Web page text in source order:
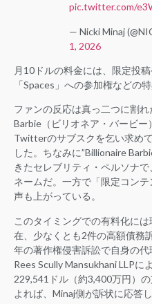
pic.twitter.com/
— Nicki Minaj
1, 2026
月10ドルの料金には、限定投
「Spaces」への参加権などの
ファンの反応は真っ二つに割
Barbie（ビリオネア・バービ
Twitterのサブスクを乞い求め
した。ちなみに”Billionaire
きたセレブリティ・ペルソナ
ネームだ。一方で「限定コン
声も上がっている。
このタイミングでの有料化に
在、少なくとも2件の高額債務
年の著作権侵害訴訟で自身の
Rees Scully Mansukhani LLPに
229,541ドル（約3,400万円）
よれば、Minaj側が訴状に応答